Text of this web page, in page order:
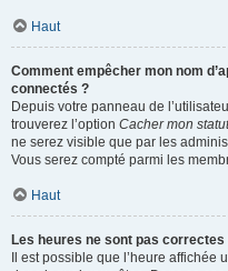
Haut
Comment empêcher mon nom
connectés ?
Depuis votre panneau de
trouverez l’option Cacher mon
ne serez visible que par les
Vous serez compté parmi les
Haut
Les heures ne sont pas correctes
Il est possible que l’heure